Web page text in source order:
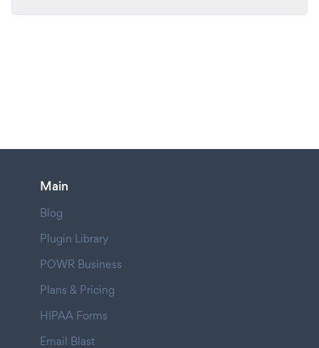
Main
Blog
Plugin Library
POWR Business
Plans & Pricing
HIPAA Forms
Email Blast